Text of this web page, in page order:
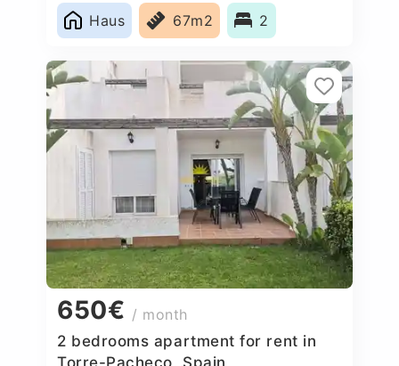
Haus
67m2 2
650€ / month
2 bedrooms apartment for rent in
Torre-Pacheco, Spain